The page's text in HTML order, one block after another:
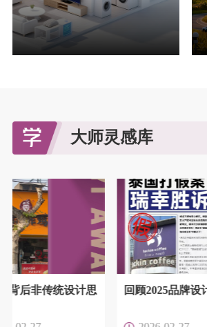
06
大师灵感库
设计思 回顾2025品牌设计启示